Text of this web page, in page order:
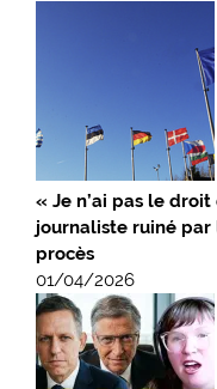
« Je n’ai pas le
journaliste ruiné par
procès
01/04/2026